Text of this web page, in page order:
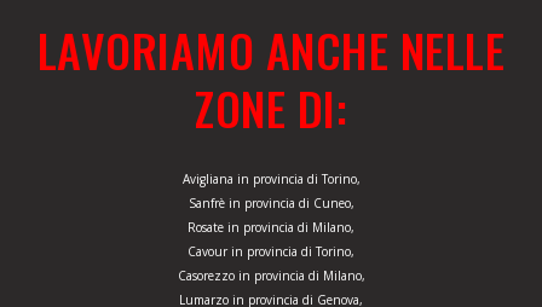
LAVORIAMO ANCHE NELLE
ZONE DI:
Avigliana in provincia di Torino,
Sanfrè in provincia di Cuneo,
Rosate in provincia di Milano,
Cavour in provincia di Torino,
Casorezzo in provincia di Milano,
Lumarzo in provincia di Genova,